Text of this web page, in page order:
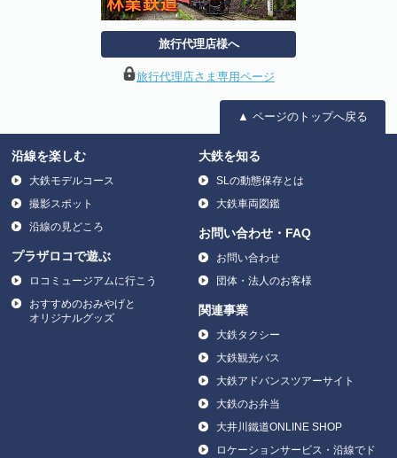
旅行代理店様へ
旅行代理店さま専用ページ
▲ ページのトップへ戻る
沿線を楽しむ
大鉄モデルコース
撮影スポット
沿線の見どころ
プラザロコで遊ぶ
ロコミュージアムに行こう
おすすめのおみやげと
オリジナルグッズ
大鉄を知る
SLの動態保存とは
大鉄車両図鑑
お問い合わせ・FAQ
お問い合わせ
団体・法人のお客様
関連事業
大鉄タクシー
大鉄観光バス
大鉄アドバンスツアーサイト
大鉄のお弁当
大井川鐵道ONLINE SHOP
ロケーションサービス・沿線でド